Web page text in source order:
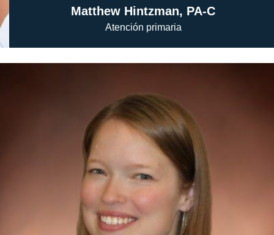
Matthew Hintzman, PA-C
Atención primaria